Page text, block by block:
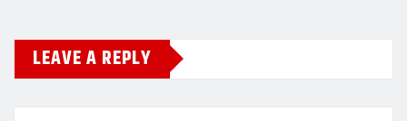
LEAVE A REPLY